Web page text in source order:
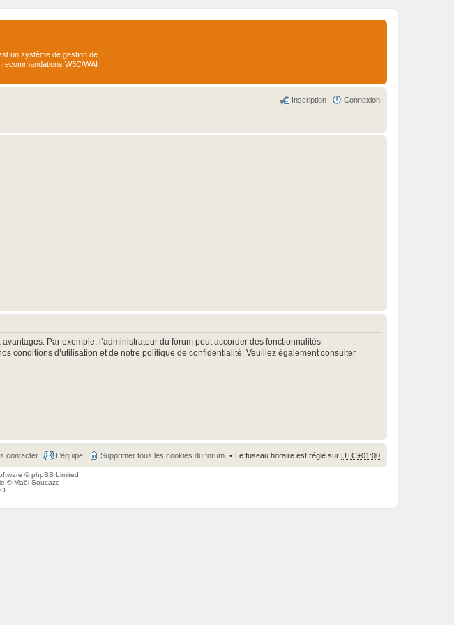
un système de gestion de
W3C/WAI
Connexion
Inscription
Par exemple, l’administrateur du forum peut accorder des fonctionnalités
conditions d’utilisation et de notre politique de confidentialité. Veuillez également consulter
Le fuseau horaire est réglé sur UTC+01:00
Supprimer tous les cookies du forum
L’équipe
contacter
© phpBB Limited
©Maël Soucaze